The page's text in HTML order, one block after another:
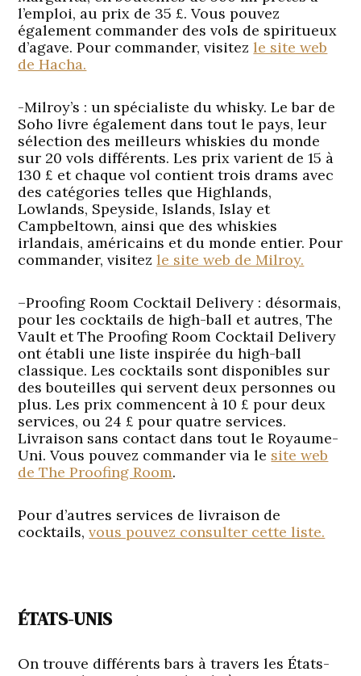
l’emploi, au prix de 35 £. Vous pouvez
également commander des vols de spiritueux
d’agave. Pour commander, visitezle site web
de Hacha.
-Milroy’s : un spécialiste du whisky. Le bar de
Soho livre également dans tout le pays, leur
sélection des meilleurs whiskies du monde
sur 20 vols différents. Les prix varient de 15 à
130 £ et chaque vol contient trois drams avec
des catégories telles que Highlands,
Lowlands, Speyside, Islands, Islay et
Campbeltown, ainsi que des whiskies
irlandais, américains et du monde entier. Pour
commander, visitezle site web de Milroy.
–Proofing Room Cocktail Delivery : désormais,
pour les cocktails de high-ball et autres, The
Vault et The Proofing Room Cocktail Delivery
ont établi une liste inspirée du high-ball
classique. Les cocktails sont disponibles sur
des bouteilles qui servent deux personnes ou
plus. Les prix commencent à 10 £ pour deux
services, ou 24 £ pour quatre services.
Livraison sans contact dans tout le Royaume-
Uni. Vous pouvez commander via le site web
de The Proofing Room.
Pour d’autres services de livraison de
cocktails,vous pouvez consulter cette liste.
ÉTATS-UNIS
On trouve différents bars à travers les États-